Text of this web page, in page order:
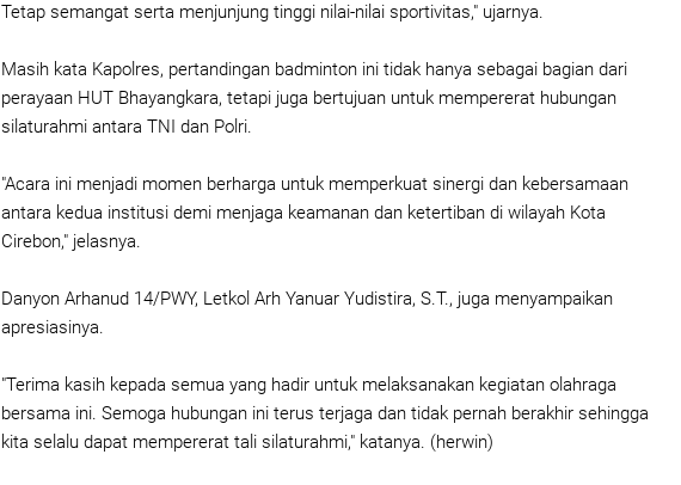
Tetap semangat serta menjunjung tinggi nilai-nilai sportivitas," ujarnya.
Masih kata Kapolres, pertandingan badminton ini tidak hanya sebagai bagian dari
perayaan HUT Bhayangkara, tetapi juga bertujuan untuk mempererat hubungan
silaturahmi antara TNI dan Polri.
"Acara ini menjadi momen berharga untuk memperkuat sinergi dan kebersamaan
antara kedua institusi demi menjaga keamanan dan ketertiban di wilayah Kota
Cirebon," jelasnya.
Danyon Arhanud 14/PWY, Letkol Arh Yanuar Yudistira, S.T., juga menyampaikan
apresiasinya.
"Terima kasih kepada semua yang hadir untuk melaksanakan kegiatan olahraga
bersama ini. Semoga hubungan ini terus terjaga dan tidak pernah berakhir sehingga
kita selalu dapat mempererat tali silaturahmi," katanya. (herwin)